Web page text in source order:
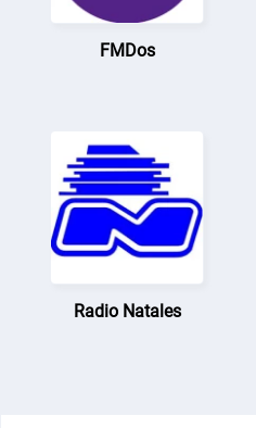
FMDos
Radio Natales